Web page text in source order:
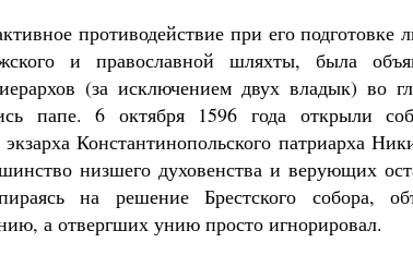
противодействие при его подготовке
и православной шляхты, была
(за исключением двух владык) во
папе. 6 октября 1596 года открыли
Константинопольского патриарха
низшего духовенства и верующих
на решение Брестского собора,
а отвергших унию просто игнорировал.